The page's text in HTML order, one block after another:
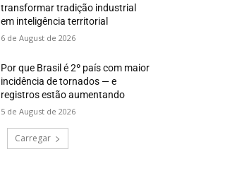
transformar tradição industrial
em inteligência territorial
6 de August de 2026
Por que Brasil é 2º país com maior
incidência de tornados — e
registros estão aumentando
5 de August de 2026
Carregar